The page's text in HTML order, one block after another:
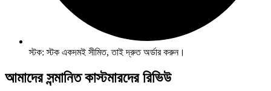
স্টক: স্টক একদমই সীমিত, তাই দ্রুত অর্ডার করুন।
আমাদের সন্মানিত কাস্টমারদের রিভিউ